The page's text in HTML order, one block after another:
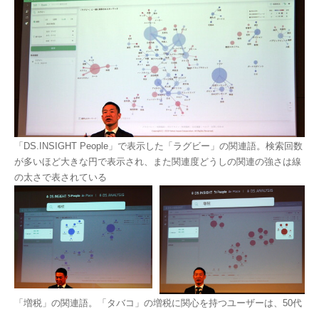
「DS.INSIGHT People」で表示した「ラグビー」の関連語。検索回数
が多いほど大きな円で表示され、また関連度どうしの関連の強さは線
の太さで表されている
「増税」の関連語。「タバコ」の増税に関心を持つユーザーは、50代